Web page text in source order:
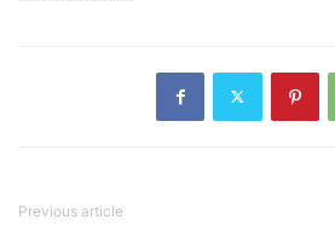
Previous article